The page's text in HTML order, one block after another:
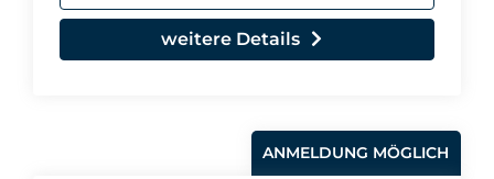
weitere Details
ANMELDUNG MÖGLICH